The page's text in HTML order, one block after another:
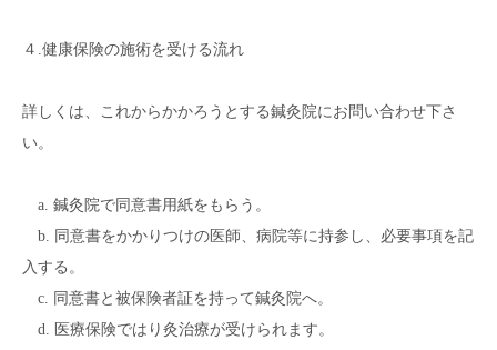
４.健康保険の施術を受ける流れ
詳しくは、これからかかろうとする鍼灸院にお問い合わせ下さ
い。
a. 鍼灸院で同意書用紙をもらう。
b. 同意書をかかりつけの医師、病院等に持参し、必要事項を記
入する。
c. 同意書と被保険者証を持って鍼灸院へ。
d. 医療保険ではり灸治療が受けられます。